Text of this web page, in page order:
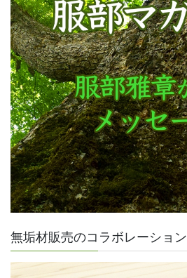
無垢材販売のコラボレーション